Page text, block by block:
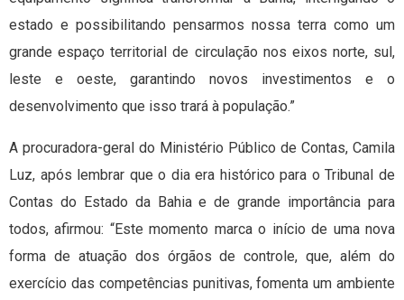
estado e possibilitando pensarmos nossa terra como um
grande espaço territorial de circulação nos eixos norte, sul,
leste e oeste, garantindo novos investimentos e o
desenvolvimento que isso trará à população.”
A procuradora-geral do Ministério Público de Contas, Camila
Luz, após lembrar que o dia era histórico para o Tribunal de
Contas do Estado da Bahia e de grande importância para
todos, afirmou: “Este momento marca o início de uma nova
forma de atuação dos órgãos de controle, que, além do
exercício das competências punitivas, fomenta um ambiente